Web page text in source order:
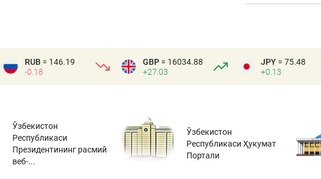
RUB = 146.19
-0.18
GBP = 16034.88
+27.03
JPY = 75.48
+0.13
Ўзбекистон
Республикаси
Президентининг расмий
веб-...
Ўзбекистон
Республикаси Ҳукумат
Портали